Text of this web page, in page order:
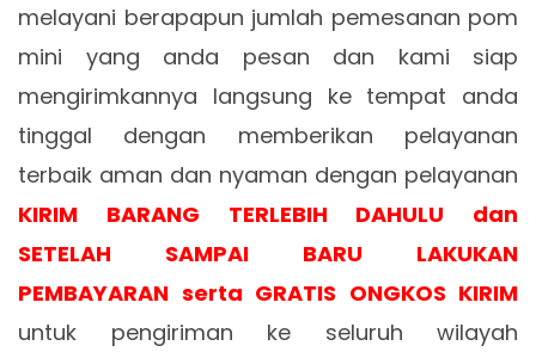
melayani berapapun jumlah pemesanan pom
mini yang anda pesan dan kami siap
mengirimkannya langsung ke tempat anda
tinggal dengan memberikan pelayanan
terbaik aman dan nyaman dengan pelayanan
KIRIM BARANG TERLEBIH DAHULU dan
SETELAH SAMPAI BARU LAKUKAN
PEMBAYARAN serta GRATIS ONGKOS KIRIM
untuk pengiriman ke seluruh wilayah